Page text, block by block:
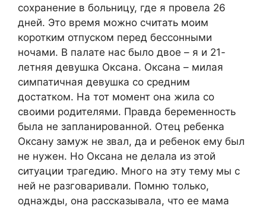
сохранение в больницу, где я провела 26
дней. Это время можно считать моим
коротким отпуском перед бессонными
ночами. В палате нас было двое – я и 21-
летняя девушка Оксана. Оксана – милая
симпатичная девушка со средним
достатком. На тот момент она жила со
своими родителями. Правда беременность
была не запланированной. Отец ребенка
Оксану замуж не звал, да и ребенок ему был
не нужен. Но Оксана не делала из этой
ситуации трагедию. Много на эту тему мы с
ней не разговаривали. Помню только,
однажды, она рассказывала, что ее мама